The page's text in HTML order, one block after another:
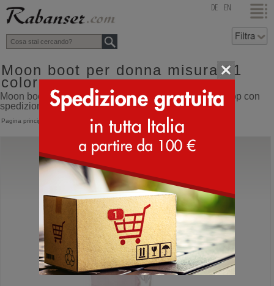
top DE EN
Moon boot per donna misura 31
colore rosa
Moon boot per donna misura 31 colore rosa online shop con
spedizione direttamente dall'Italia
Pagina principale Moon Boot
Moon Boot®
Moonboot